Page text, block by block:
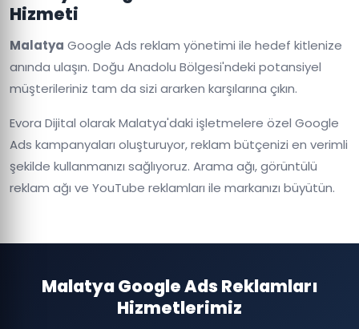
Hizmeti
Malatya Google Ads reklam yönetimi ile hedef kitlenize
anında ulaşın. Doğu Anadolu Bölgesi'ndeki potansiyel
müşterileriniz tam da sizi ararken karşılarına çıkın.
Evora Dijital olarak Malatya'daki işletmelere özel Google
Ads kampanyaları oluşturuyor, reklam bütçenizi en verimli
şekilde kullanmanızı sağlıyoruz. Arama ağı, görüntülü
reklam ağı ve YouTube reklamları ile markanızı büyütün.
Malatya Google Ads Reklamları
Hizmetlerimiz